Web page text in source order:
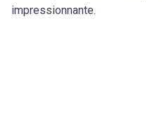
impressionnante.